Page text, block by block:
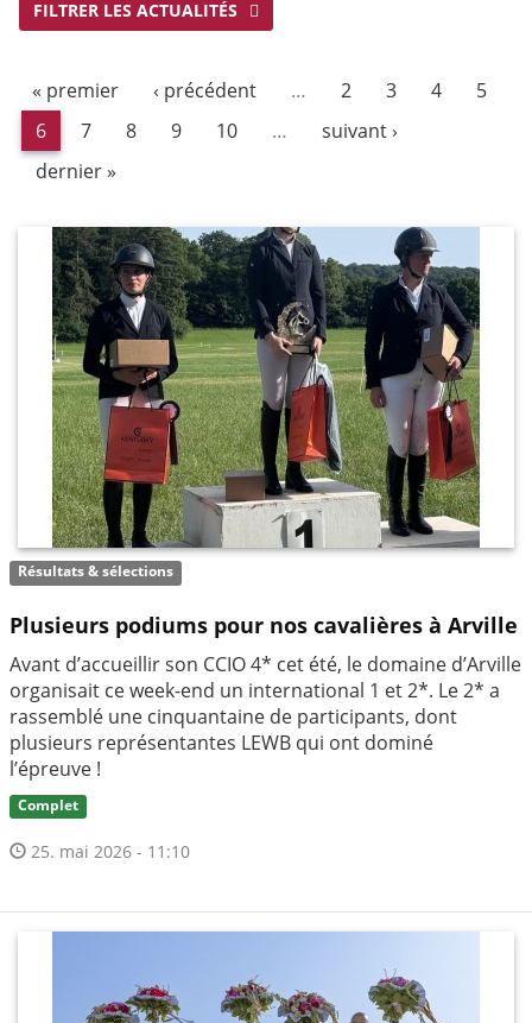
FILTRER LES ACTUALITÉS
« premier ‹ précédent … 2 3 4
5
6
7 8 9 10 …
suivant ›
dernier »
Résultats & sélections
Plusieurs podiums pour nos cavalières à Arville
Avant d’accueillir son CCIO 4* cet été, le domaine d’Arville
organisait ce week-end un international 1 et 2*. Le 2* a
rassemblé une cinquantaine de participants, dont
plusieurs représentantes LEWB qui ont dominé
l’épreuve !
Complet
25. mai 2026 - 11:10